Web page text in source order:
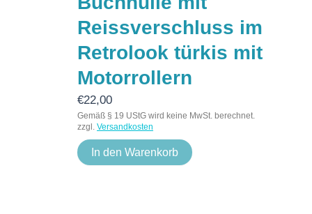
Reissverschluss im
Retrolook türkis mit
Motorrollern
€22,00
Gemäß § 19 UStG wird keine MwSt. berechnet.
zzgl. Versandkosten
In den Warenkorb